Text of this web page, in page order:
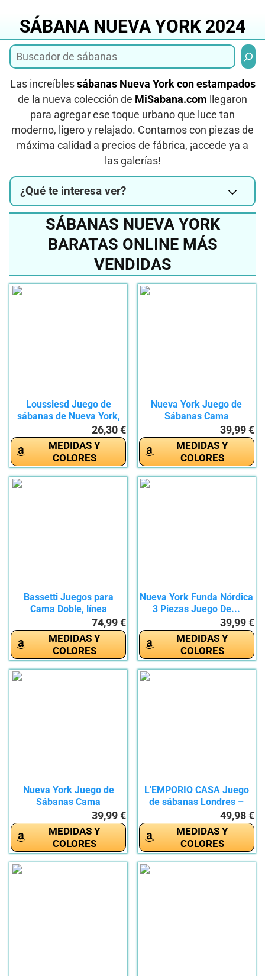
contenidoSÁBANA NUEVA YORK 2024
Las increíbles sábanas Nueva York con estampados
de la nueva colección de MiSabana.com llegaron
para agregar ese toque urbano que luce tan
moderno, ligero y relajado. Contamos con piezas de
máxima calidad a precios de fábrica, ¡accede ya a
las galerías!
¿Qué te interesa ver?
SÁBANAS NUEVA YORK
BARATAS ONLINE MÁS
VENDIDAS
Loussiesd Juego de
sábanas de Nueva York,
26,30 €
MEDIDAS Y
COLORES
Nueva York Juego de
Sábanas Cama
90x190+35cm,...39,99 €
MEDIDAS Y
COLORES
Bassetti Juegos para
Cama Doble, línea
74,99 €
MEDIDAS Y
COLORES
Nueva York Funda Nórdica
3 Piezas Juego De...
39,99 €
MEDIDAS Y
COLORES
Nueva York Juego de
Sábanas Cama
90x190+35cm,...39,99 €
MEDIDAS Y
COLORES
L'EMPORIO CASA Juego
de sábanas Londres –
49,98 €
MEDIDAS Y
COLORES